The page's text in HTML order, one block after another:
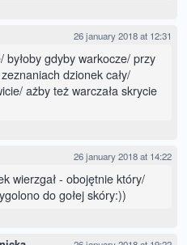
26 january 2018 at 12:31
byłoby gdyby warkocze/ przy
dzionek cały/
ażby też warczała skrycie
26 january 2018 at 14:22
wierzgał - obojętnie który/
do gołej skóry:))